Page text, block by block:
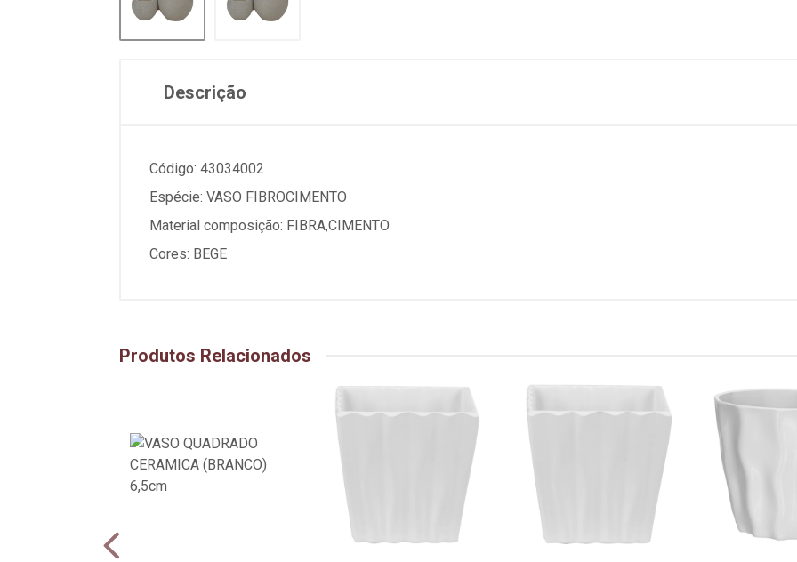
Descrição
Código: 43034002
Espécie: VASO FIBROCIMENTO
Material composição: FIBRA,CIMENTO
Cores: BEGE
Produtos Relacionados